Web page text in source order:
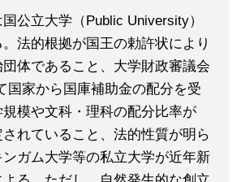
公立大学（Public University）
法的根拠が国王の勅許状により
体であること、大学財政審議会
国家から国庫補助金の配分を受
模や文科・理科の配分比率が
れていること、法的性質が明ら
ガム大学等の私立大学が近年新